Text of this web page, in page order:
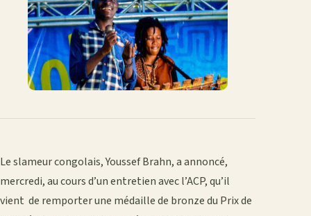
mail
Le slameur congolais, Youssef Brahn, a annoncé,
mercredi, au cours d’un entretien avec l’ACP, qu’il
vient de remporter une médaille de bronze du Prix de